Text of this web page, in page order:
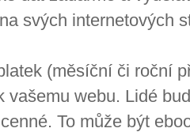
svých internetových
(měsíční či roční
vašemu webu. Lidé
To může být